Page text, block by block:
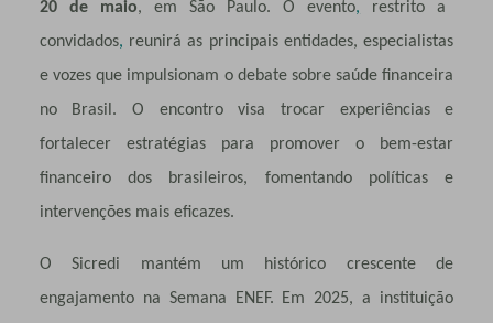
20 de maio, em São Paulo. O evento, restrito a
convidados, reunirá as principais entidades, especialistas
e vozes que impulsionam o debate sobre saúde financeira
no Brasil. O encontro visa trocar experiências e
fortalecer estratégias para promover o bem-estar
financeiro dos brasileiros, fomentando políticas e
intervenções mais eficazes.
O Sicredi mantém um histórico crescente de
engajamento na Semana ENEF. Em 2025, a instituição